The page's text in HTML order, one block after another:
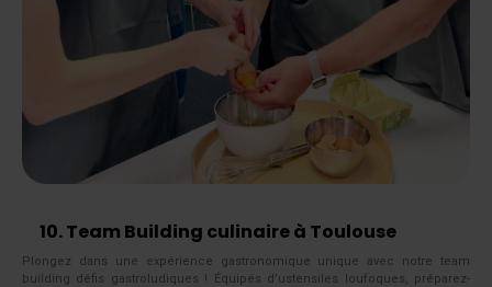
10. Team Building culinaire à Toulouse
Plongez dans une expérience gastronomique unique avec notre team
building défis gastroludiques ! Équipés d’ustensiles loufoques, préparez-